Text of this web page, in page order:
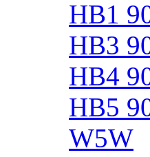
HB1
HB3
HB4
HB5
W5W